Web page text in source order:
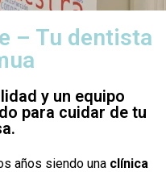
– Tu dentista
y un equipo
para cuidar de tu
años siendo una clínica